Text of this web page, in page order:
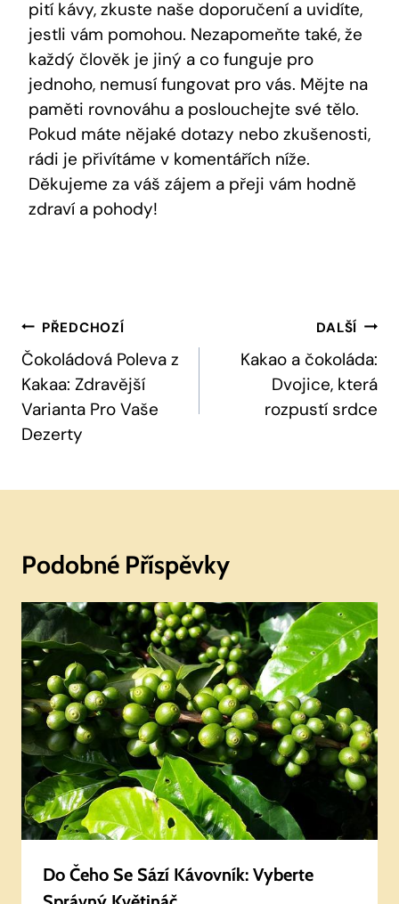
pití kávy, zkuste naše doporučení a uvidíte,
jestli vám pomohou. Nezapomeňte také, že
každý člověk je jiný a co funguje pro
jednoho, nemusí fungovat pro vás. Mějte na
paměti rovnováhu a poslouchejte své tělo.
Pokud máte nějaké dotazy nebo zkušenosti,
rádi je přivítáme v komentářích níže.
Děkujeme za váš zájem a přeji vám hodně
zdraví a pohody!
Navigace
Pro
Příspěvek
PŘEDCHOZÍ
Čokoládová Poleva z
Kakaa: Zdravější
Varianta Pro Vaše
Dezerty
DALŠÍ
Kakao a čokoláda:
Dvojice, která
rozpustí srdce
Podobné Příspěvky
Do Čeho Se Sází Kávovník: Vyberte